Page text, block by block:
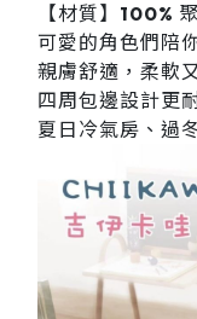
【材質】100%
可愛的角色們陪
親膚舒適，柔軟
四周包邊設計更
夏日冷氣房、過